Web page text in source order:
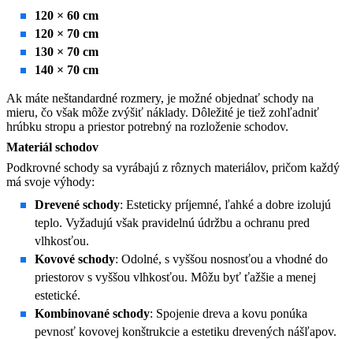
120 × 60 cm
120 × 70 cm
130 × 70 cm
140 × 70 cm
Ak máte neštandardné rozmery, je možné objednať schody na
mieru, čo však môže zvýšiť náklady. Dôležité je tiež zohľadniť
hrúbku stropu a priestor potrebný na rozloženie schodov.
Materiál schodov
Podkrovné schody sa vyrábajú z rôznych materiálov, pričom každý
má svoje výhody:
Drevené schody: Esteticky príjemné, ľahké a dobre izolujú
teplo. Vyžadujú však pravidelnú údržbu a ochranu pred
vlhkosťou.
Kovové schody: Odolné, s vyššou nosnosťou a vhodné do
priestorov s vyššou vlhkosťou. Môžu byť ťažšie a menej
estetické.
Kombinované schody: Spojenie dreva a kovu ponúka
pevnosť kovovej konštrukcie a estetiku drevených nášľapov.